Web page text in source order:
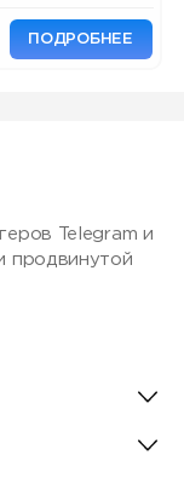
ПОДРОБНЕЕ
Telegram и
продвинутой